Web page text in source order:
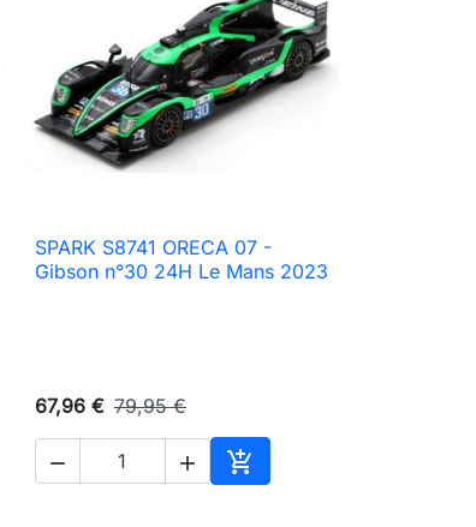
 Aperçu rapide
SPARK S8741 ORECA 07 -
Gibson n°30 24H Le Mans 2023
67,96 € 79,95 €
  
Ajouter au panier